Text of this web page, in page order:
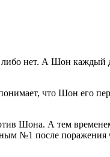
нет. А Шон каждый
что Шон его
Шона. А тем
№1 после